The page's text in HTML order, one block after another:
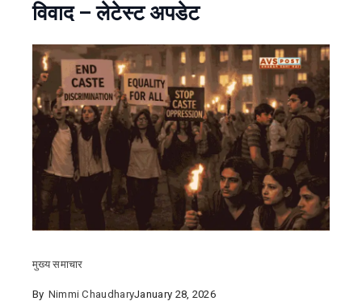
विवाद – लेटेस्ट अपडेट
मुख्य समाचार
By Nimmi ChaudharyJanuary 28, 2026